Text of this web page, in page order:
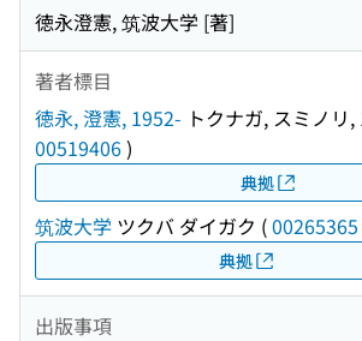
徳永澄憲, 筑波大学 [著]
著者標目
徳永, 澄憲, 1952- トクナガ, スミノリ
00519406)
典拠
筑波大学 ツクバ ダイガク (00265365
典拠
出版事項